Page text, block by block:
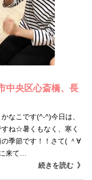
中央区心斎橋、長
なこです(^-^)今日は、
ね☆暑くもなく、寒く
季節です！！さて( ＾∀
来て…
続きを読む